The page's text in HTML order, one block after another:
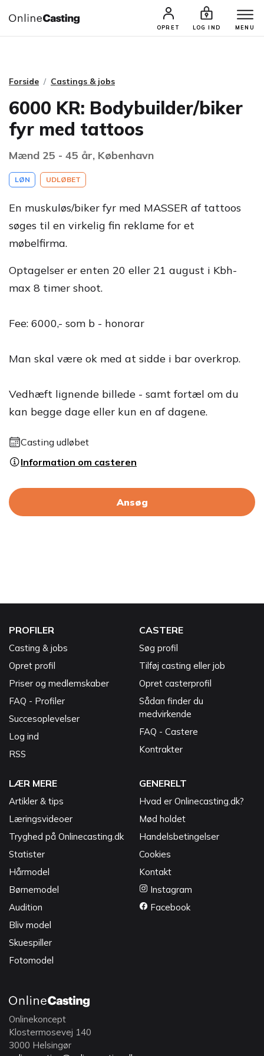
OPRET LOG IND MENU
CASTINGS & JOBS SØG PROFIL
Forside Castings & jobs
6000 KR: Bodybuilder/biker
fyr med tattoos
Mænd 25 - 45 år, København
LØN UDLØBET
En muskuløs/biker fyr med MASSER af tattoos
søges til en virkelig fin reklame for et
møbelfirma.
Optagelser er enten 20 eller 21 august i Kbh-
max 8 timer shoot.
Fee: 6000,- som b - honorar
Man skal være ok med at sidde i bar overkrop.
Vedhæft lignende billede - samt fortæl om du
kan begge dage eller kun en af dagene.
Casting udløbet
Information om casteren
Ansøg
PROFILER
Casting & jobs
Opret profil
Priser og medlemskaber
FAQ - Profiler
Succesoplevelser
Log ind
RSS
CASTERE
Søg profil
Tilføj casting eller job
Opret casterprofil
Sådan finder du
medvirkende
FAQ - Castere
Kontrakter
LÆR MERE
Artikler & tips
Læringsvideoer
Tryghed på Onlinecasting.dk
Statister
Hårmodel
Børnemodel
Audition
Bliv model
Skuespiller
Fotomodel
GENERELT
Hvad er Onlinecasting.dk?
Mød holdet
Handelsbetingelser
Cookies
Kontakt
Instagram
Facebook
Onlinekoncept
Klostermosevej 140
3000 Helsingør